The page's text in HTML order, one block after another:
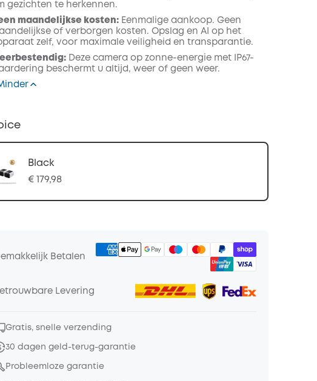
gezichten te herkennen.
maandelijkse kosten: Eenmalige aankoop. Geen
of verborgen kosten. Opslag en AI op het
zelf, voor maximale veiligheid en transparantie.
Deze camera op zonne-energie met IP67-
beschermt u altijd, weer of geen weer.
Black
€ 179,98
Betalen
Levering
Gratis, snelle verzending
30 dagen geld-terug-garantie
Probleemloze garantie